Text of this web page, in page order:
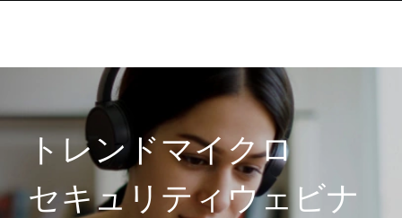
トレンドマイクロ
セキュリティウェビナ